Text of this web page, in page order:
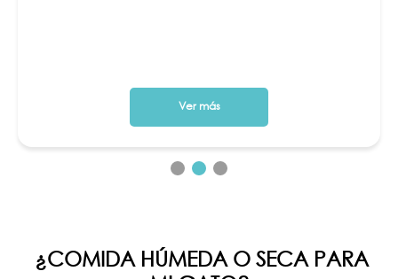
Ver más
¿COMIDA HÚMEDA O SECA PARA